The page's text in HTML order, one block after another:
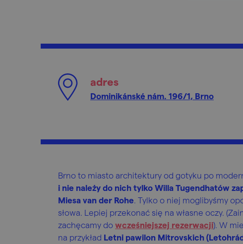
adres
Dominikánské nám. 196/1, Brno
Brno to miasto architektury od gotyku po
i nie należy do nich tylko Willa Tugendhatów
Miesa van der Rohe. Tylko o niej moglibyśmy
słowa. Lepiej przekonać się na własne oczy.
zachęcamy do wcześniejszej rezerwacji). W
na przykład Letni pawilon Mitrovskich